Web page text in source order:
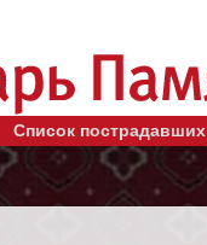
Список пострадавших